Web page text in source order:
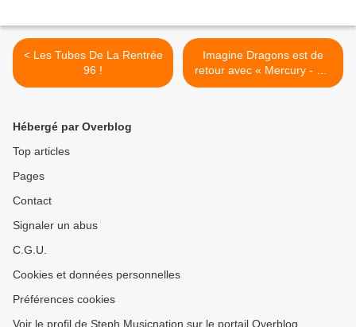
< Les Tubes De La Rentrée
96 !
Imagine Dragons est de
retour avec « Mercury - Act
I » ! >
Hébergé par Overblog
Top articles
Pages
Contact
Signaler un abus
C.G.U.
Cookies et données personnelles
Préférences cookies
Voir le profil de Steph Musicnation sur le portail Overblog